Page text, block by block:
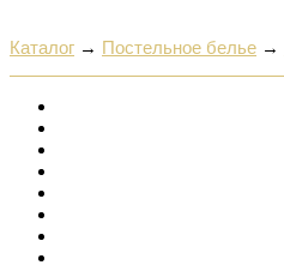
Каталог → Постельное белье →